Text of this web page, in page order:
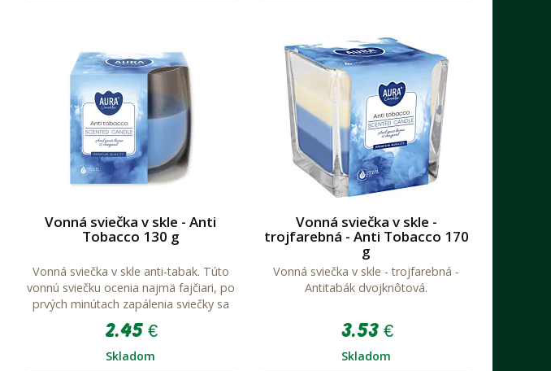
Vonná sviečka v skle - Anti
Tobacco 130 g
Vonná sviečka v skle anti-tabak. Túto
vonnú sviečku ocenia najmä fajčiari, po
prvých minútach zapálenia sviečky sa
zápach dymu eliminuje.
2.45 €
Skladom
Vonná sviečka v skle -
trojfarebná - Anti Tobacco 170
g
Vonná sviečka v skle - trojfarebná -
Antitabák dvojknôtová.
3.53 €
Skladom